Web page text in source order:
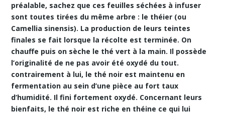
préalable, sachez que ces feuilles séchées à infuser
sont toutes tirées du même arbre : le théier (ou
Camellia sinensis). La production de leurs teintes
finales se fait lorsque la récolte est terminée. On
chauffe puis on sèche le thé vert à la main. Il possède
l’originalité de ne pas avoir été oxydé du tout.
contrairement à lui, le thé noir est maintenu en
fermentation au sein d’une pièce au fort taux
d’humidité. Il fini fortement oxydé. Concernant leurs
bienfaits, le thé noir est riche en théine ce qui lui